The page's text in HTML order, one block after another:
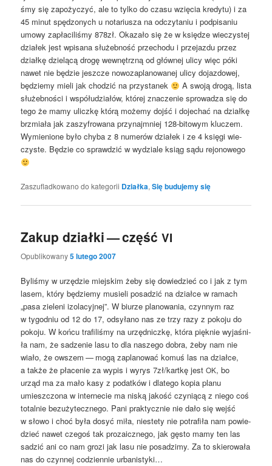
śmy się zapo­ży­czyć, ale to tyl­ko do cza­su wzię­cia kre­dy­tu) i za
45 minut spę­dzo­nych u nota­riu­sza na odczy­ta­niu i pod­pi­sa­niu
umo­wy zapła­ci­li­śmy 878zł. Oka­za­ło się że w księ­dze wie­czy­stej
dzia­łek jest wpi­sa­na słu­żeb­ność prze­cho­du i prze­jaz­du przez
dział­kę dzie­lą­cą dro­gę wewnętrz­ną od głów­nej uli­cy więc póki
nawet nie będzie jesz­cze nowo­za­pla­no­wa­nej uli­cy dojaz­do­wej,
będzie­my mie­li jak cho­dzić na przy­sta­nek
A swo­ją dro­gą, lista
słu­żeb­no­ści i współ­udzia­łów, któ­rej zna­cze­nie spro­wa­dza się do
tego że mamy ulicz­kę któ­rą może­my dojść i doje­chać na dział­kę
brzmia­ła jak zaszy­fro­wa­na przy­naj­mniej 128-bito­wym klu­czem.
Wymie­nio­ne było chy­ba z 8 nume­rów dzia­łek i ze 4 księ­gi wie­
czy­ste. Będzie co spraw­dzić w wydzia­le ksiąg sądu rejonowego
Zaszufladkowano do kategorii Działka,Się budujemy się
Zakup działki — częśćVI
Opublikowany5 lutego 2007
Byli­śmy w urzę­dzie miej­skim żeby się dowie­dzieć co i jak z tym
lasem, któ­ry będzie­my musie­li posa­dzić na dział­ce w ramach
„pasa zie­le­ni izo­la­cyj­nej”. W biu­rze pla­no­wa­nia, czyn­nym raz
w tygo­dniu od 12 do 17, odsy­ła­no nas ze trzy razy z poko­ju do
poko­ju. W koń­cu tra­fi­li­śmy na urzęd­nicz­kę, któ­ra pięk­nie wyja­śni­
ła nam, że sadze­nie lasu to dla nasze­go dobra, żeby nam nie
wia­ło, że owszem — mogą zapla­no­wać komuś las na dział­ce,
a tak­że że pła­ce­nie za wypis i wyrys 7zł/kartkę jestOK, bo
urząd ma za mało kasy z podat­ków i dla­te­go kopia pla­nu
umiesz­czo­na w inter­ne­cie ma niską jakość czy­nią­cą z nie­go coś
total­nie bez­u­ży­tecz­ne­go. Pani prak­tycz­nie nie dało się wejść
w sło­wo i choć była dosyć miła, nie­ste­ty nie potra­fi­ła nam powie­
dzieć nawet cze­goś tak pro­za­icz­ne­go, jak gęsto mamy ten las
sadzić ani co nam gro­zi jak lasu nie posa­dzi­my. Za to skie­ro­wa­ła
nas do czyn­nej codzien­nie urbanistyki…